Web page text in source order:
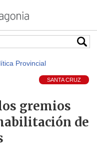
Provincial
SANTA CRUZ
gremios
de